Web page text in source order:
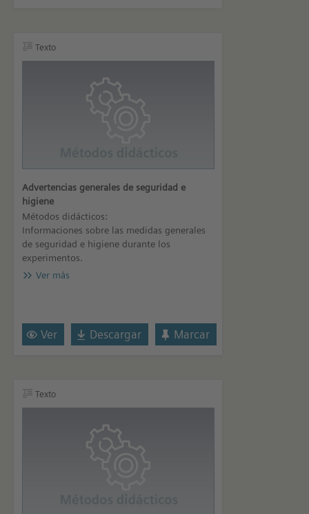
Texto
Advertencias generales de seguridad e
higiene
Métodos didácticos:
Informaciones sobre las medidas generales
de seguridad e higiene durante los
experimentos.
Ver más
Ver Descargar Marcar
Texto